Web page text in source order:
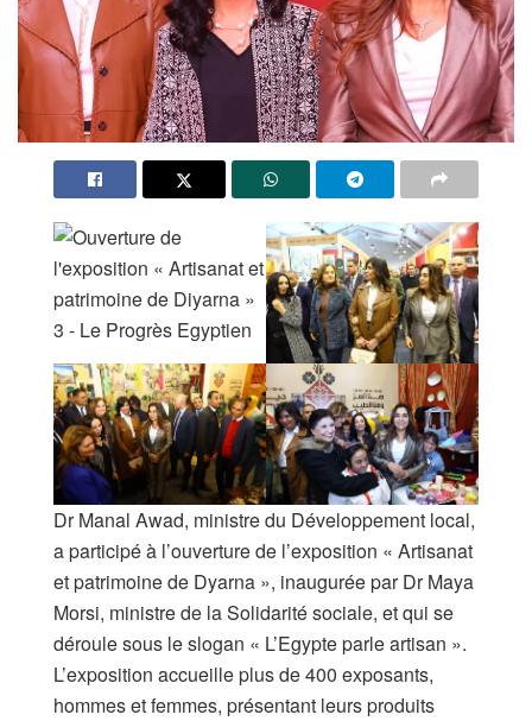
Dr Manal Awad, ministre du Développement local,
a participé à l’ouverture de l’exposition « Artisanat
et patrimoine de Dyarna », inaugurée par Dr Maya
Morsi, ministre de la Solidarité sociale, et qui se
déroule sous le slogan « L’Egypte parle artisan ».
L’exposition accueille plus de 400 exposants,
hommes et femmes, présentant leurs produits